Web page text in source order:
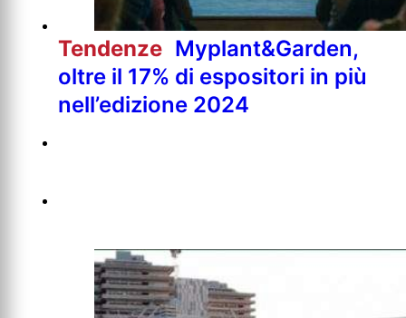
Tendenze Myplant&Garden,
oltre il 17% di espositori in più
nell’edizione 2024